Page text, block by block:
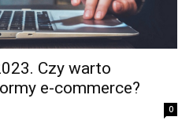
Czy warto
e-commerce?
0